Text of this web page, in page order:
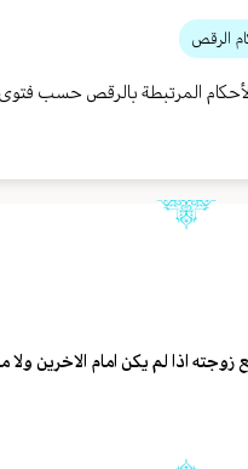
الرقص
المرتبطة بالرقص حسب
اذا لم يكن امام الاخرين ولا